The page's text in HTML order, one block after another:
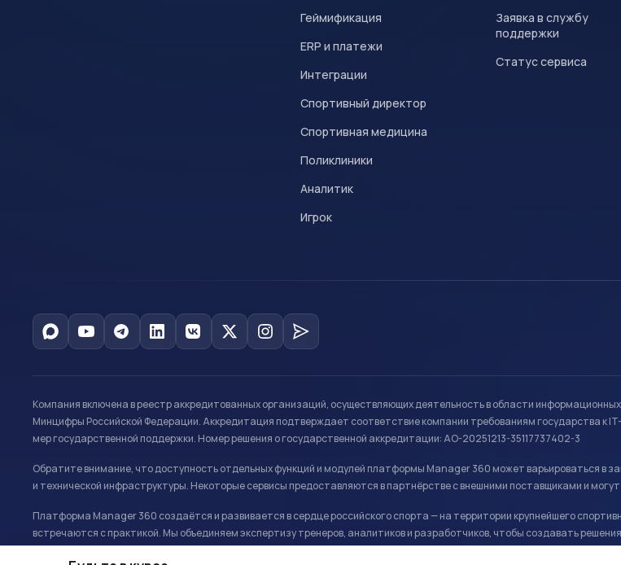
Геймификация
ERP и платежи
Интеграции
Спортивный директор
Спортивная медицина
Поликлиники
Аналитик
Игрок
Заявка в службу
поддержки
Статус сервиса
Компания включена в реестр аккредитованных организаций, осуществляющих деятельность в области
Минцифры Российской Федерации. Аккредитация подтверждает соответствие компании требованиям государства к
мер государственной поддержки. Номер решения о государственной аккредитации: АО-20251213-35117737402-3
Обратите внимание, что доступность отдельных функций и модулей платформы Manager 360 может варьироваться в
и технической инфраструктуры. Некоторые сервисы предоставляются в партнёрстве с внешними поставщиками и
Платформа Manager 360 создаётся и развивается в сердце российского спорта — на территории крупнейшего
встречаются с практикой. Мы объединяем экспертизу тренеров, аналитиков и разработчиков, чтобы создавать
развитию и управлению в спорте.